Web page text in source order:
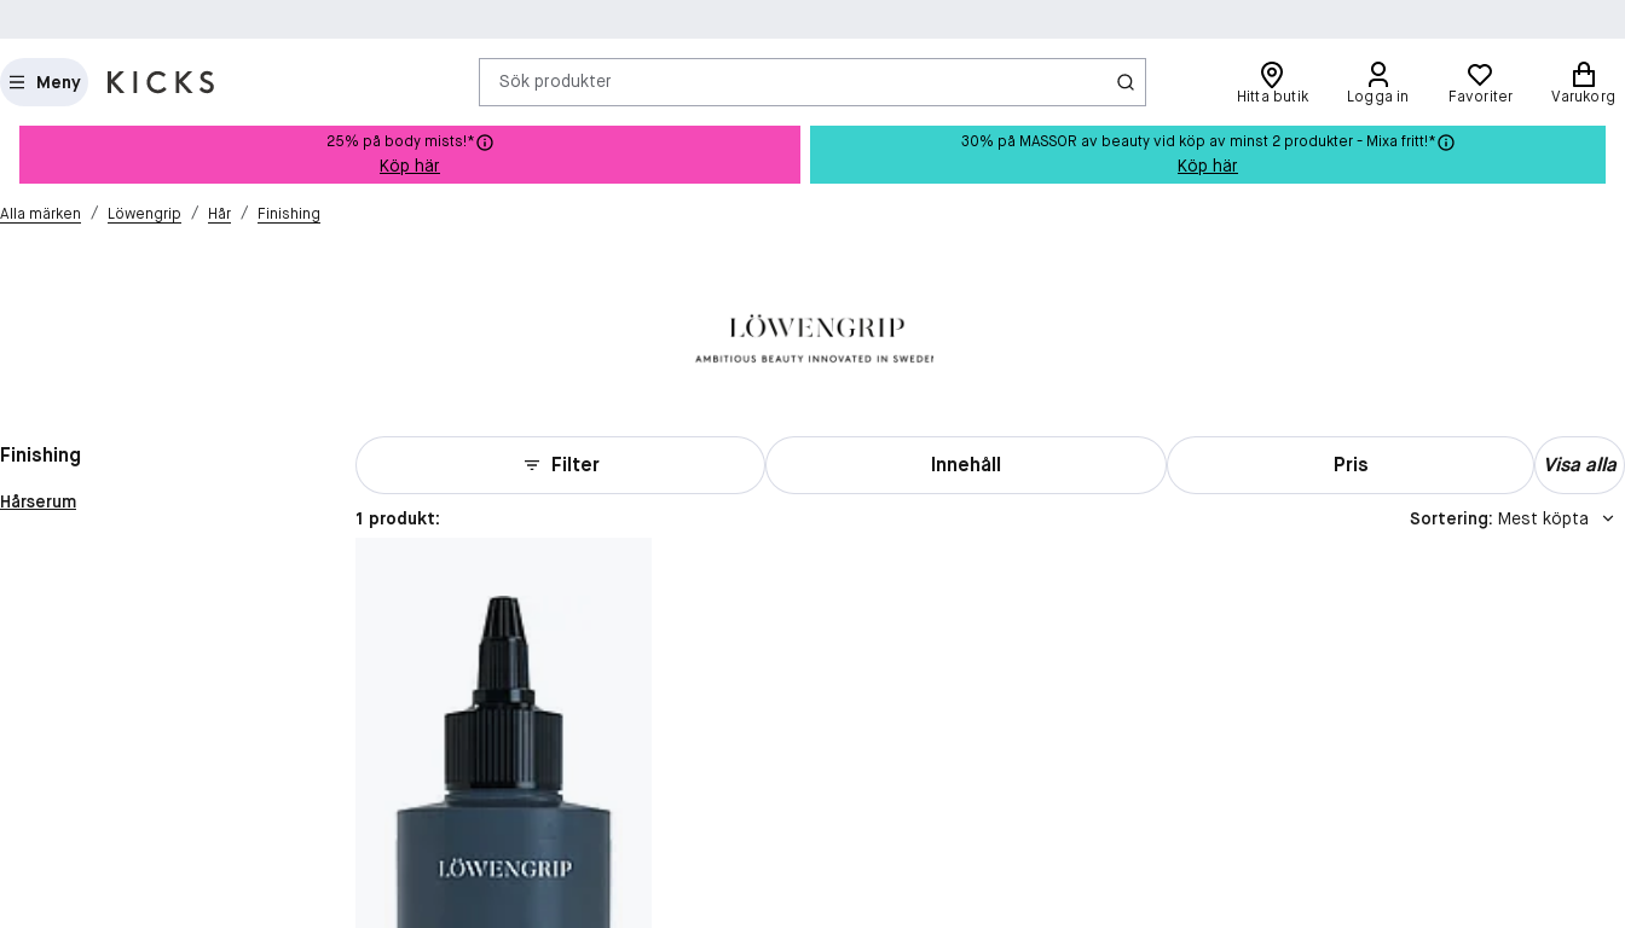
Meny Sök produkter
Hitta butik Logga in Favoriter Varukorg
25% på body mists!*
Köp här
30% på MASSOR av beauty vid köp av minst 2 produkter - Mixa fritt!*
Köp här
Alla märken / Löwengrip / Hår / Finishing
Finishing
Hårserum
Filter Innehåll Pris Visa alla
1 produkt: Sortering: Mest köpta